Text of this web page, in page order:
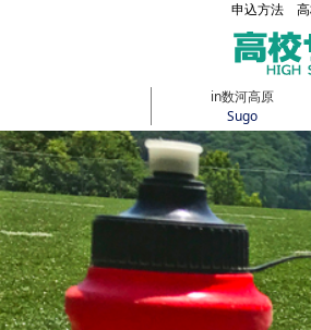
申込方法 高
in数河高原
Sugo